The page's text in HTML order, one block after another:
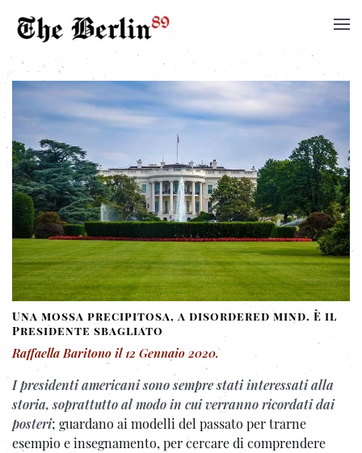
Una mossa precipitosa, a disordered mind. È il
Presidente sbagliato
Raffaella Baritono il 12 Gennaio 2020.
I presidenti americani sono sempre stati interessati alla
storia, soprattutto al modo in cui verranno ricordati dai
posteri; guardano ai modelli del passato per trarne
esempio e insegnamento, per cercare di comprendere